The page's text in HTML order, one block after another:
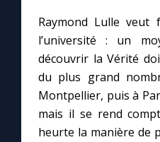
Raymond Lulle veut
l’université : un
découvrir la Vérité
du plus grand
Montpellier, puis à
mais il se rend
heurte la manière de